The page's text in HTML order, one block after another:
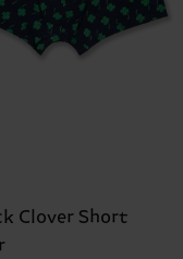
Clover Short